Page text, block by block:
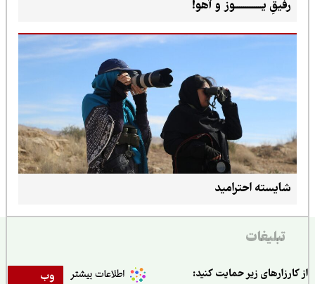
رفیقِ یـــــــــــــوز و آهو!
شایسته احترامید
تبلیغات
وب
زیر حمایت کنید: